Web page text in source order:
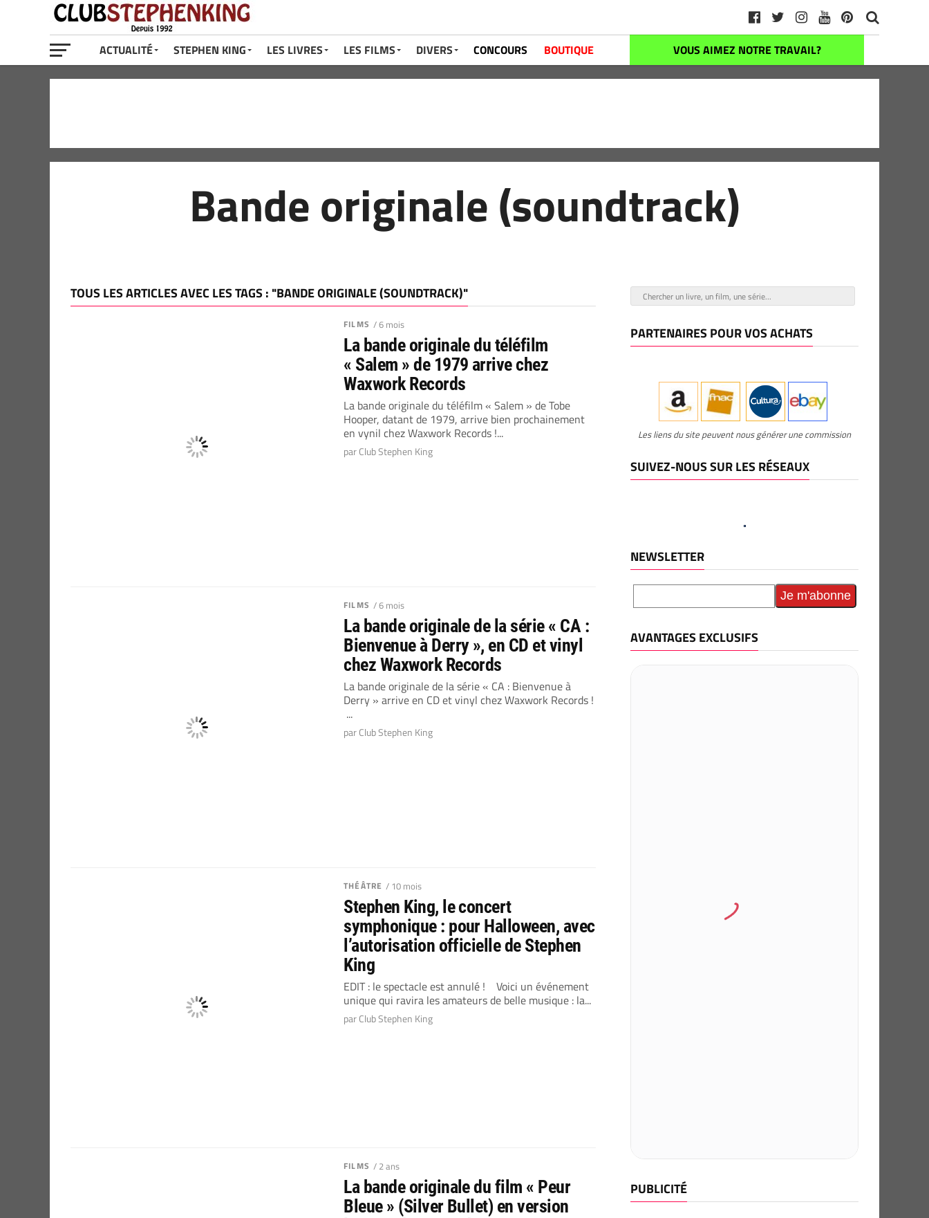
ACTUALITÉ STEPHEN KING LES LIVRES LES FILMS DIVERS CONCOURS BOUTIQUE VOUS AIMEZ NOTRE TRAVAIL?
Bande originale (soundtrack)
TOUS LES ARTICLES AVEC LES TAGS : "BANDE ORIGINALE (SOUNDTRACK)"
FILMS / 6 mois
La bande originale du téléfilm
« Salem » de 1979 arrive chez
Waxwork Records
La bande originale du téléfilm « Salem » de Tobe
Hooper, datant de 1979, arrive bien prochainement
en vynil chez Waxwork Records !...
par Club Stephen King
FILMS / 6 mois
La bande originale de la série « CA :
Bienvenue à Derry », en CD et vinyl
chez Waxwork Records
La bande originale de la série « CA : Bienvenue à
Derry » arrive en CD et vinyl chez Waxwork Records !
...
par Club Stephen King
THÉÂTRE / 10 mois
Stephen King, le concert
symphonique : pour Halloween, avec
l’autorisation officielle de Stephen
King
EDIT : le spectacle est annulé ! Voici un événement
unique qui ravira les amateurs de belle musique : la...
par Club Stephen King
FILMS / 2 ans
La bande originale du film « Peur
Bleue » (Silver Bullet) en version
PARTENAIRES POUR VOS ACHATS
Les liens du site peuvent nous générer une commission
SUIVEZ-NOUS SUR LES RÉSEAUX
NEWSLETTER
AVANTAGES EXCLUSIFS
PUBLICITÉ